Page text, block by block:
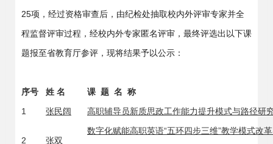
n
25项，经过资格审查后，由纪检处抽取校内外评审专家并全
程监督评审过程，经校内外专家匿名评审，最终评选出以下课
题报至省教育厅参评，现将结果予以公示：
序号 姓 名
课 题 名 称
1
张民阔 高职辅导员新质思政工作能力提升模式与路径研
2 张双
数字化赋能高职英语“五环四步三维”教学模式改